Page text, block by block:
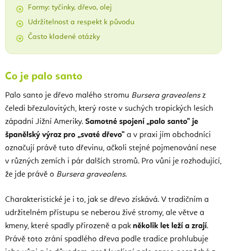
Formy: tyčinky, dřevo, olej
Udržitelnost a respekt k původu
Často kladené otázky
Co je palo santo
Palo santo je dřevo malého stromu Bursera graveolensz
čeledi březulovitých, který roste v suchých tropických lesích
západní Jižní Ameriky. Samotné spojení „palo santo" je
španělský výraz pro „svaté dřevo" a v praxi jím obchodníci
označují právě tuto dřevinu, ačkoli stejné pojmenování nese
v různých zemích i pár dalších stromů. Pro vůni je rozhodující,
že jde právě o Bursera graveolens.
Charakteristické je i to, jak se dřevo získává. V tradičním a
udržitelném přístupu se neberou živé stromy, ale větve a
kmeny, které spadly přirozeně a pak několik let leží a zrají.
Právě toto zrání spadlého dřeva podle tradice prohlubuje